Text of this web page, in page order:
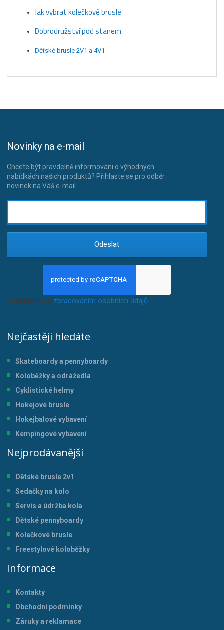
Jak vybrat kolečkové brusle
Dobrodružství pod stanem
Dětské brusle 2V1 a 4V1
Novinky na e-mail
Chcete být pravdelně informováni o výhodných
nabídkách našich produktů? Přihlaste se pro odběr
novinek na Váš e-mail
Odeslat
Souhlasím se zpracováním osobních údajů.
Nejčastěji hledáte
Skateboardy a pennyboardy
Koloběžky a odrážedla
Cyklistické helmy
Hokejové brusle
Hokejbalové vybavení
Kempingové vybavení
Nejprodávanější
Dětské brusle 2v1
Sedačky na kolo
Servis a údržba kola
Dětské pennyboardy
Kolečkové brusle
Freestylové koloběžky
Informace
Kontakty
Obchodní podmínky
Záruky a reklamace